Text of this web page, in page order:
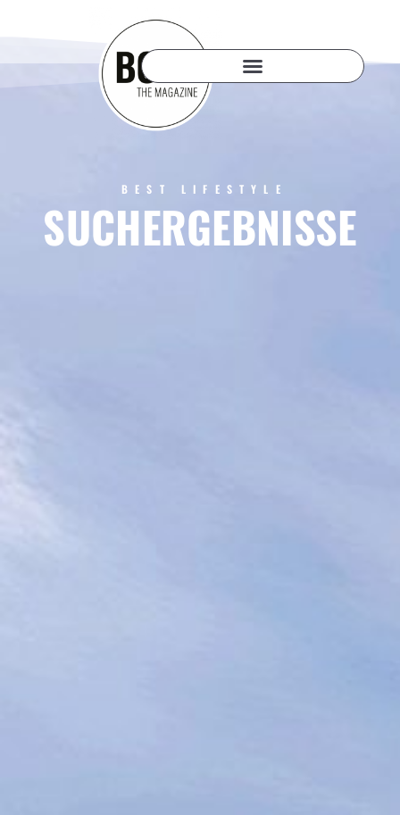
BEST LIFESTYLE
SUCHERGEBNISSE